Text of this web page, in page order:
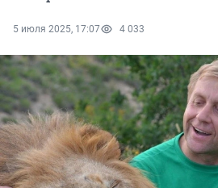
5 июля 2025, 17:07 4 033